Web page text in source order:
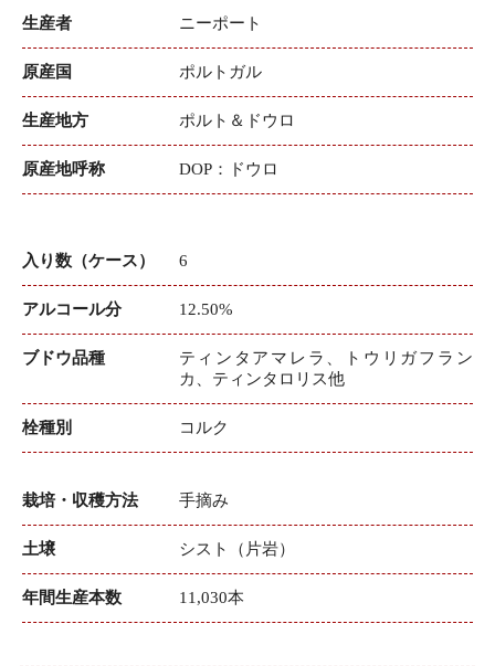
生産者 ニーポート
原産国 ポルトガル
生産地方 ポルト＆ドウロ
原産地呼称 DOP：ドウロ
入り数（ケース） 6
アルコール分 12.50%
ブドウ品種
ティンタアマレラ、トウリガフラン
カ、ティンタロリス他
栓種別 コルク
栽培・収穫方法 手摘み
土壌 シスト（片岩）
年間生産本数 11,030本